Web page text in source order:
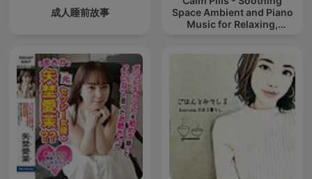
成人睡前故事
Space Ambient and Piano
Music for Relaxing,